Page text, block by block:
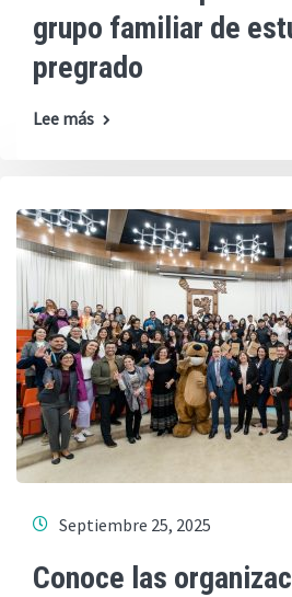
grupo familiar de
pregrado
Lee más
Septiembre 25, 2025
Conoce las